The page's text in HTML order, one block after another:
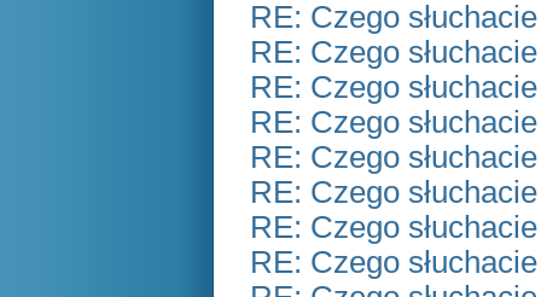
RE: Czego
RE: Czego
RE: Czego
RE: Czego
RE: Czego
RE: Czego
RE: Czego
RE: Czego